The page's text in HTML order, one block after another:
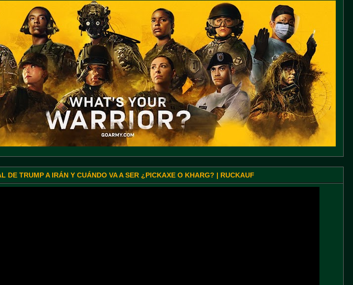
DE TRUMP A IRÁN Y CUÁNDO VA A SER ¿PICKAXE O KHARG? | RUCKAUF